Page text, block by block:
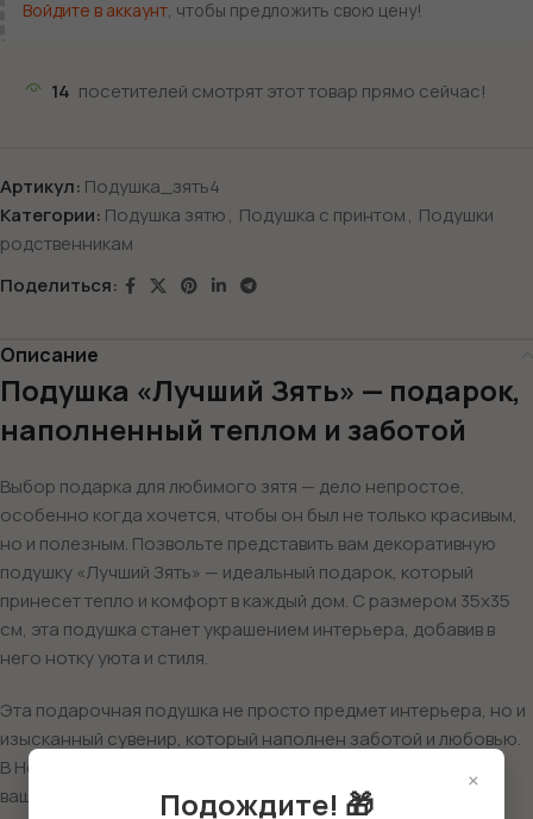
Войдите в аккаунт , чтобы предложить свою цену!
14 посетителей смотрят этот товар прямо сейчас!
Артикул: Подушка_зять4
Категории: Подушка зятю, Подушка с принтом, Подушки
родственникам
Поделиться:
Описание
Подушка «Лучший Зять» — подарок,
наполненный теплом и заботой
Выбор подарка для любимого зятя — дело непростое,
особенно когда хочется, чтобы он был не только красивым,
но и полезным. Позвольте представить вам декоративную
подушку «Лучший Зять» — идеальный подарок, который
принесет тепло и комфорт в каждый дом. С размером 35х35
см, эта подушка станет украшением интерьера, добавив в
него нотку уюта и стиля.
Эта подарочная подушка не просто предмет интерьера, но и
изысканный сувенир, который наполнен заботой и любовью.
В Новый год или на День рождения, она станет символом
ваших нежных чувств к его владельцу. Подушка с надписью
×
Подождите! 🎁